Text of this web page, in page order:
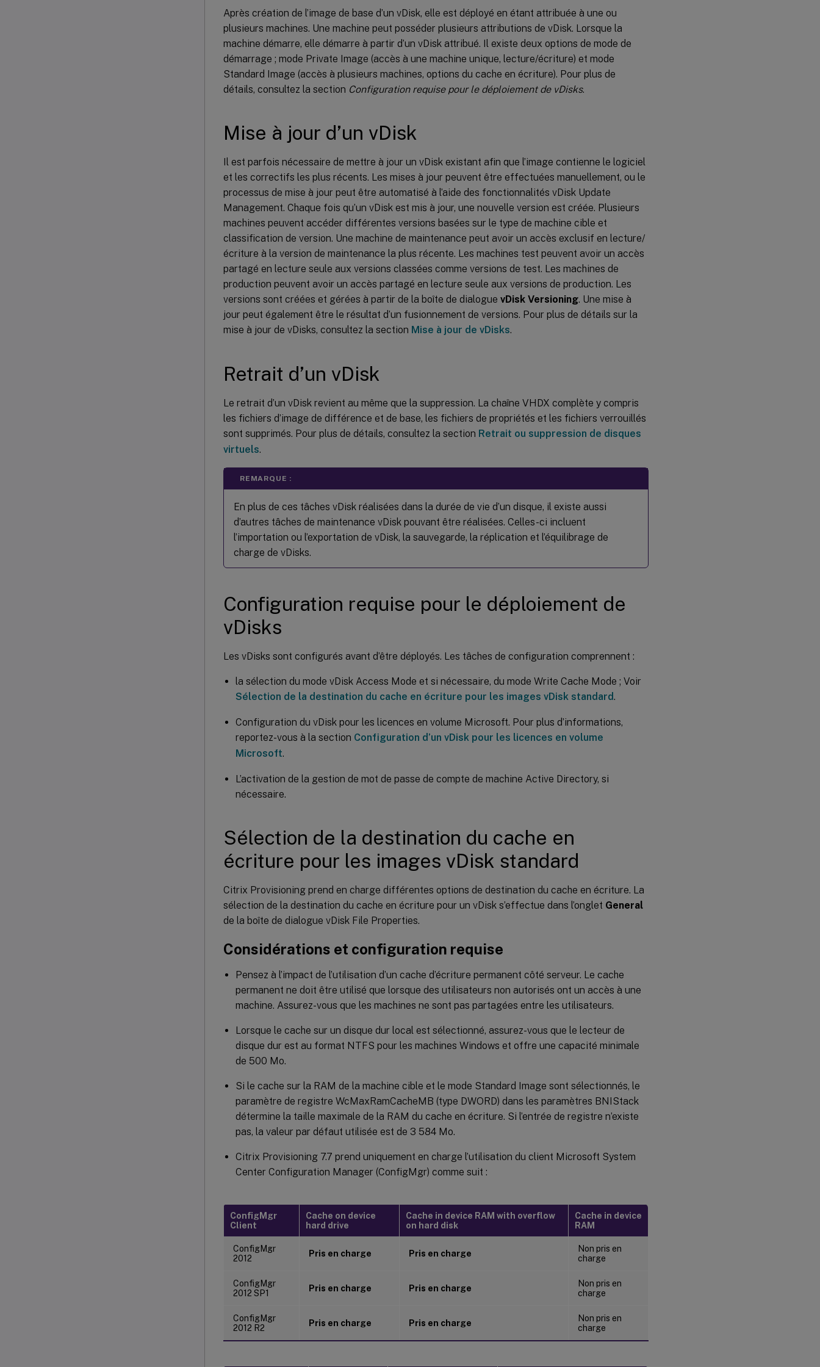
Après création de l’image de base d’un vDisk, elle est déployé en étant attribuée à une ou
plusieurs machines. Une machine peut posséder plusieurs attributions de vDisk. Lorsque la
machine démarre, elle démarre à partir d’un vDisk attribué. Il existe deux options de mode de
démarrage ; mode Private Image (accès à une machine unique, lecture/écriture) et mode
Standard Image (accès à plusieurs machines, options du cache en écriture). Pour plus de
détails, consultez la section Configuration requise pour le déploiement de vDisks.
Mise à jour d’un vDisk
Il est parfois nécessaire de mettre à jour un vDisk existant afin que l’image contienne le logiciel
et les correctifs les plus récents. Les mises à jour peuvent être effectuées manuellement, ou le
processus de mise à jour peut être automatisé à l’aide des fonctionnalités vDisk Update
Management. Chaque fois qu’un vDisk est mis à jour, une nouvelle version est créée. Plusieurs
machines peuvent accéder différentes versions basées sur le type de machine cible et
classification de version. Une machine de maintenance peut avoir un accès exclusif en lecture/
écriture à la version de maintenance la plus récente. Les machines test peuvent avoir un accès
partagé en lecture seule aux versions classées comme versions de test. Les machines de
production peuvent avoir un accès partagé en lecture seule aux versions de production. Les
versions sont créées et gérées à partir de la boîte de dialogue vDisk Versioning. Une mise à
jour peut également être le résultat d’un fusionnement de versions. Pour plus de détails sur la
mise à jour de vDisks, consultez la section Mise à jour de vDisks.
Retrait d’un vDisk
Le retrait d’un vDisk revient au même que la suppression. La chaîne VHDX complète y compris
les fichiers d’image de différence et de base, les fichiers de propriétés et les fichiers verrouillés
sont supprimés. Pour plus de détails, consultez la section Retrait ou suppression de disques
virtuels.
REMARQUE :
En plus de ces tâches vDisk réalisées dans la durée de vie d’un disque, il existe aussi
d’autres tâches de maintenance vDisk pouvant être réalisées. Celles-ci incluent
l’importation ou l’exportation de vDisk, la sauvegarde, la réplication et l’équilibrage de
charge de vDisks.
Configuration requise pour le déploiement de
vDisks
Les vDisks sont configurés avant d’être déployés. Les tâches de configuration comprennent :
la sélection du mode vDisk Access Mode et si nécessaire, du mode Write Cache Mode ; Voir
Sélection de la destination du cache en écriture pour les images vDisk standard.
Configuration du vDisk pour les licences en volume Microsoft. Pour plus d’informations,
reportez-vous à la section Configuration d’un vDisk pour les licences en volume
Microsoft.
L’activation de la gestion de mot de passe de compte de machine Active Directory, si
nécessaire.
Sélection de la destination du cache en
écriture pour les images vDisk standard
Citrix Provisioning prend en charge différentes options de destination du cache en écriture. La
sélection de la destination du cache en écriture pour un vDisk s’effectue dans l’onglet General
de la boîte de dialogue vDisk File Properties.
Considérations et configuration requise
Pensez à l’impact de l’utilisation d’un cache d’écriture permanent côté serveur. Le cache
permanent ne doit être utilisé que lorsque des utilisateurs non autorisés ont un accès à une
machine. Assurez-vous que les machines ne sont pas partagées entre les utilisateurs.
Lorsque le cache sur un disque dur local est sélectionné, assurez-vous que le lecteur de
disque dur est au format NTFS pour les machines Windows et offre une capacité minimale
de 500 Mo.
Si le cache sur la RAM de la machine cible et le mode Standard Image sont sélectionnés, le
paramètre de registre WcMaxRamCacheMB (type DWORD) dans les paramètres BNIStack
détermine la taille maximale de la RAM du cache en écriture. Si l’entrée de registre n’existe
pas, la valeur par défaut utilisée est de 3 584 Mo.
Citrix Provisioning 7.7 prend uniquement en charge l’utilisation du client Microsoft System
Center Configuration Manager (ConfigMgr) comme suit :
ConfigMgr
Client
Cache on device
hard drive
Cache in device RAM with overflow
on hard disk
Cache in device
RAM
ConfigMgr
2012
Pris en charge Pris en charge
Non pris en
charge
ConfigMgr
2012 SP1
Pris en charge Pris en charge
Non pris en
charge
ConfigMgr
2012 R2
Pris en charge Pris en charge
Non pris en
charge